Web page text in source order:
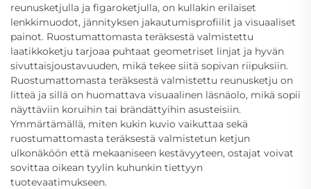
reunusketjulla ja figaroketjulla, on kullakin erilaiset
lenkkimuodot, jännityksen jakautumisprofiilit ja visuaaliset
painot. Ruostumattomasta teräksestä valmistettu
laatikkoketju tarjoaa puhtaat geometriset linjat ja hyvän
sivuttaisjoustavuuden, mikä tekee siitä sopivan riipuksiin.
Ruostumattomasta teräksestä valmistettu reunusketju on
litteä ja sillä on huomattava visuaalinen läsnäolo, mikä sopii
näyttäviin koruihin tai brändättyihin asusteisiin.
Ymmärtämällä, miten kukin kuvio vaikuttaa sekä
ruostumattomasta teräksestä valmistetun ketjun
ulkonäköön että mekaaniseen kestävyyteen, ostajat voivat
sovittaa oikean tyylin kuhunkin tiettyyn
tuotevaatimukseen.